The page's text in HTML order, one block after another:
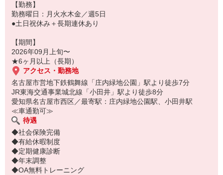
【勤務】
勤務曜日：月火水木金／週5日
●土日祝休み＋長期連休あり
【期間】
2026年09月上旬〜
★6ヶ月以上（長期）
アクセス・勤務地
名古屋市営地下鉄鶴舞線「庄内緑地公園」駅より徒歩7分
JR東海交通事業城北線「小田井」駅より徒歩8分
愛知県名古屋市西区／最寄駅：庄内緑地公園駅、小田井駅
≪車通勤可≫
待遇
◆社会保険完備
◆有給休暇制度
◆定期健康診断
◆年末調整
◆OA無料トレーニング